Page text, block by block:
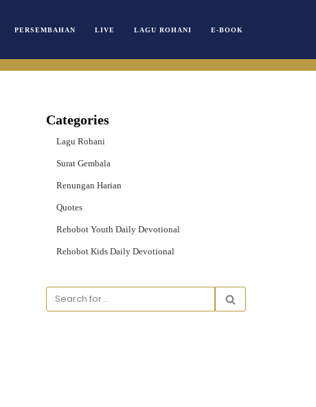
PERSEMBAHAN LIVE LAGU ROHANI E-BOOK
Categories
Lagu Rohani
Surat Gembala
Renungan Harian
Quotes
Rehobot Youth Daily Devotional
Rehobot Kids Daily Devotional